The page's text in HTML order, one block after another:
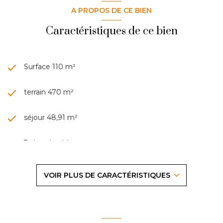
A PROPOS DE CE BIEN
Caractéristiques de ce bien
Surface 110 m²
terrain 470 m²
séjour 48,91 m²
3 chambre(s)
cuisine américaine (équipée)
VOIR PLUS DE CARACTÉRISTIQUES